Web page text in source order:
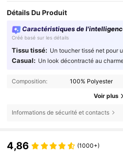
Détails Du Produit
Caractéristiques de
Créé basé sur les détails
Tissu tissé: Un toucher tissé net pour
Casual: Un look décontracté au
Composition: 100% Polyester
Voir plus
Informations de sécurité et contacts
4,86 (1000+)